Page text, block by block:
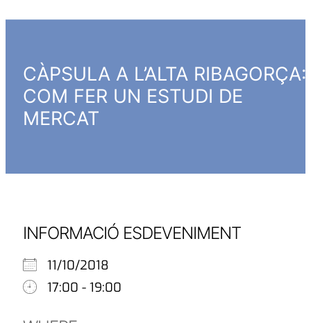
CÀPSULA A L’ALTA RIBAGORÇA:
COM FER UN ESTUDI DE
MERCAT
INFORMACIÓ ESDEVENIMENT
11/10/2018
17:00 - 19:00